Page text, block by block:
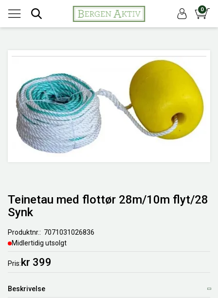
0
Teinetau med flottør 28m/10m flyt/28
Synk
Produktnr.
7071031026836
Midlertidig utsolgt
Pris kr 399
Beskrivelse